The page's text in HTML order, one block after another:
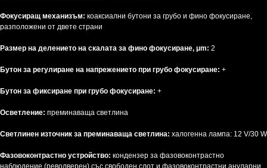
Фокусиращ механизъм: коаксиални бутони за грубо и фино фокусиране,
разположени от двете страни
Размер на делението на скалата за фино фокусиране, μm: 2
Бутон за регулиране на напрежението при грубо фокусиране: +
Бутон за фиксиране при грубо фокусиране: +
Осветление: преминаваща светлина
Светлинен източник за преминаваща светлина: халогенна лампа: 12 V/30 W
Фазовоконтрастно устройство: кондензер за фазовоконтрастно